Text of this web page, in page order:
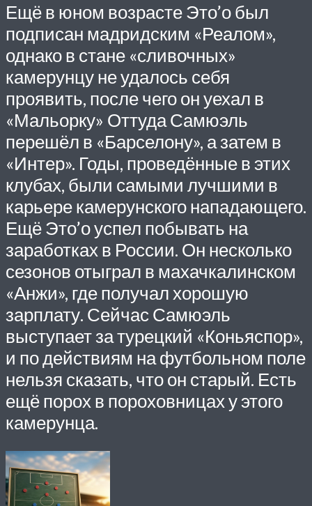
Ещё в юном возрасте Это’о был
подписан мадридским «Реалом»,
однако в стане «сливочных»
камерунцу не удалось себя
проявить, после чего он уехал в
«Мальорку» Оттуда Самюэль
перешёл в «Барселону», а затем в
«Интер». Годы, проведённые в этих
клубах, были самыми лучшими в
карьере камерунского нападающего.
Ещё Это’о успел побывать на
заработках в России. Он несколько
сезонов отыграл в махачкалинском
«Анжи», где получал хорошую
зарплату. Сейчас Самюэль
выступает за турецкий «Коньяспор»,
и по действиям на футбольном поле
нельзя сказать, что он старый. Есть
ещё порох в пороховницах у этого
камерунца.